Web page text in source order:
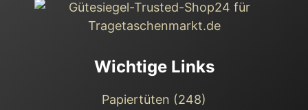
Wichtige Links
Papiertüten (248)